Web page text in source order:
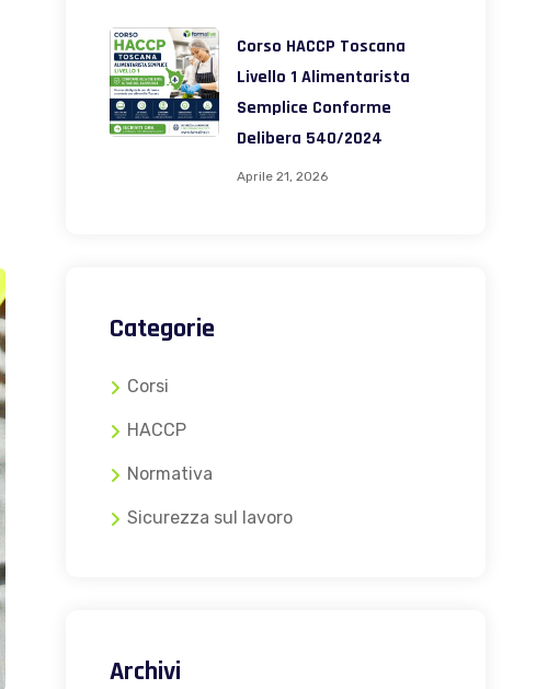
Corso HACCP Toscana
Livello 1 Alimentarista
Semplice Conforme
Delibera 540/2024
Aprile 21, 2026
Categorie
Corsi
HACCP
Normativa
Sicurezza sul lavoro
Archivi